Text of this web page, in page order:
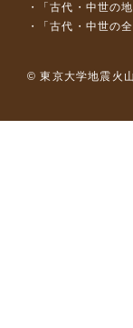
「古代・中世の
「古代・中世の
© 東京大学地震火